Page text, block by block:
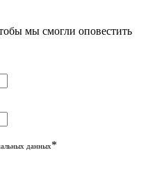
мы смогли оповестить
данных*